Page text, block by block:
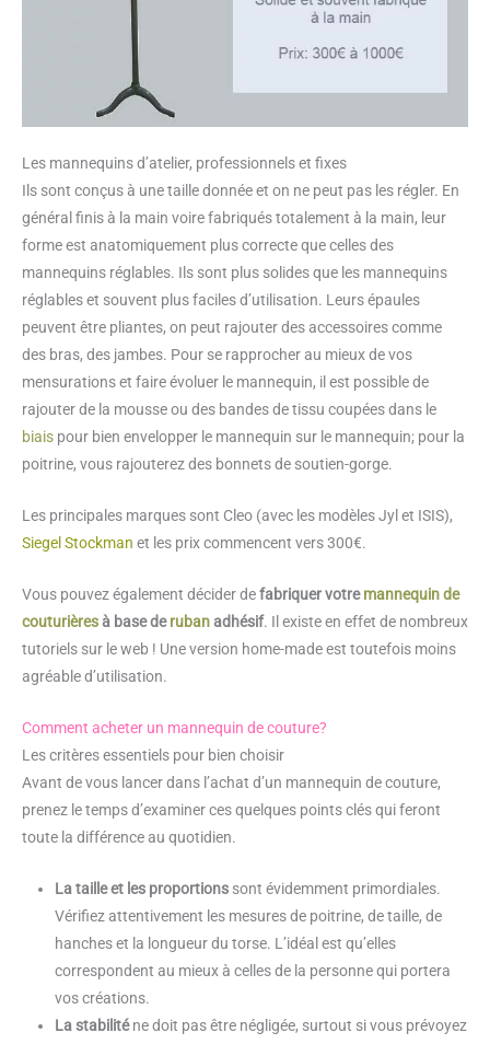
Les mannequins d’atelier, professionnels et fixes
Ils sont conçus à une taille donnée et on ne peut pas les régler. En
général finis à la main voire fabriqués totalement à la main, leur
forme est anatomiquement plus correcte que celles des
mannequins réglables. Ils sont plus solides que les mannequins
réglables et souvent plus faciles d’utilisation. Leurs épaules
peuvent être pliantes, on peut rajouter des accessoires comme
des bras, des jambes. Pour se rapprocher au mieux de vos
mensurations et faire évoluer le mannequin, il est possible de
rajouter de la mousse ou des bandes de tissu coupées dans le
biais pour bien envelopper le mannequin sur le mannequin; pour la
poitrine, vous rajouterez des bonnets de soutien-gorge.
Les principales marques sont Cleo (avec les modèles Jyl et ISIS),
Siegel Stockman et les prix commencent vers 300€.
Vous pouvez également décider defabriquer votremannequin de
couturièresà base derubanadhésif. Il existe en effet de nombreux
tutoriels sur le web ! Une version home-made est toutefois moins
agréable d’utilisation.
Comment acheter un mannequin de couture?
Les critères essentiels pour bien choisir
Avant de vous lancer dans l’achat d’un mannequin de couture,
prenez le temps d’examiner ces quelques points clés qui feront
toute la différence au quotidien.
La taille et les proportions sont évidemment primordiales.
Vérifiez attentivement les mesures de poitrine, de taille, de
hanches et la longueur du torse. L’idéal est qu’elles
correspondent au mieux à celles de la personne qui portera
vos créations.
La stabiliténe doit pas être négligée, surtout si vous prévoyez